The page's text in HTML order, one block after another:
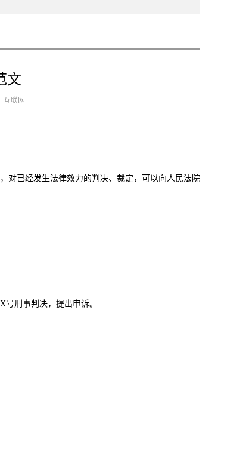
文
联网
对已经发生法律效力的判决、裁定，可以向人民法院
刑事判决，提出申诉。